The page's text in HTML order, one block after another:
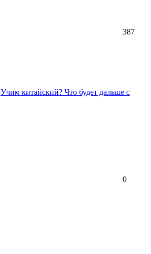
387
Учим китайский? Что будет дальше с
0